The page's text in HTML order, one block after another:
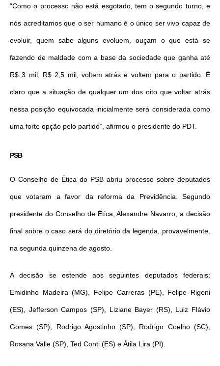
“Como o processo não está esgotado, tem o segundo turno, e
nós acreditamos que o ser humano é o único ser vivo capaz de
evoluir, quem sabe alguns evoluem, ouçam o que está se
fazendo de maldade com a base da sociedade que ganha até
R$ 3 mil, R$ 2,5 mil, voltem atrás e voltem para o partido. É
claro que a situação de qualquer um dos oito que voltar atrás
nessa posição equivocada inicialmente será considerada como
uma forte opção pelo partido”, afirmou o presidente do PDT.
PSB
O Conselho de Ética do PSB abriu processo sobre deputados
que votaram a favor da reforma da Previdência. Segundo
presidente do Conselho de Ética, Alexandre Navarro, a decisão
final sobre o caso será do diretório da legenda, provavelmente,
na segunda quinzena de agosto.
A decisão se estende aos seguintes deputados federais:
Emidinho Madeira (MG), Felipe Carreras (PE), Felipe Rigoni
(ES), Jefferson Campos (SP), Liziane Bayer (RS), Luiz Flávio
Gomes (SP), Rodrigo Agostinho (SP), Rodrigo Coelho (SC),
Rosana Valle (SP), Ted Conti (ES) e Átila Lira (PI).